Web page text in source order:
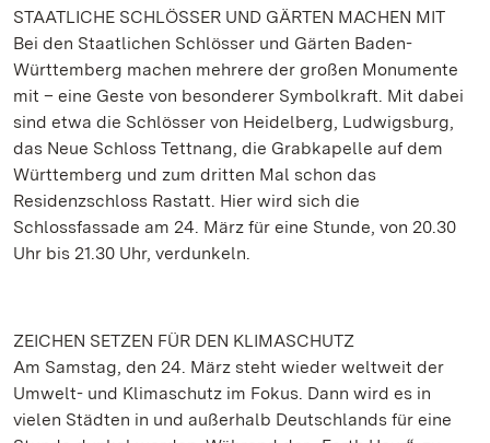
STAATLICHE SCHLÖSSER UND GÄRTEN MACHEN MIT
Bei den Staatlichen Schlösser und Gärten Baden-
Württemberg machen mehrere der großen Monumente
mit – eine Geste von besonderer Symbolkraft. Mit dabei
sind etwa die Schlösser von Heidelberg, Ludwigsburg,
das Neue Schloss Tettnang, die Grabkapelle auf dem
Württemberg und zum dritten Mal schon das
Residenzschloss Rastatt. Hier wird sich die
Schlossfassade am 24. März für eine Stunde, von 20.30
Uhr bis 21.30 Uhr, verdunkeln.
ZEICHEN SETZEN FÜR DEN KLIMASCHUTZ
Am Samstag, den 24. März steht wieder weltweit der
Umwelt- und Klimaschutz im Fokus. Dann wird es in
vielen Städten in und außerhalb Deutschlands für eine